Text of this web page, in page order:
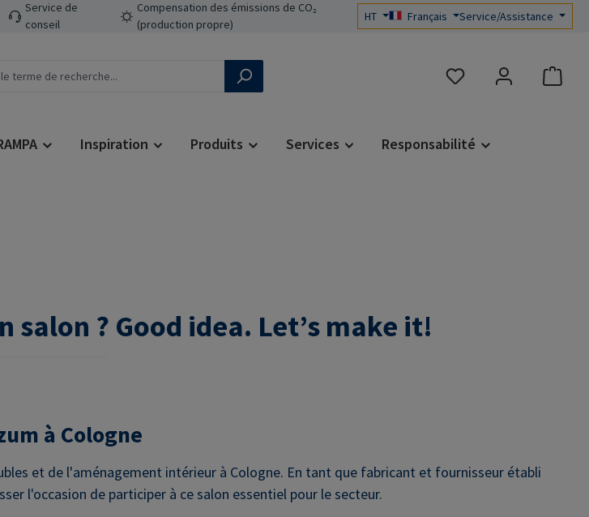
Service de
conseil
Compensation des émissions de CO₂
(production propre)
HT Français Service/Assistance
Vous avez 0 articles
Inspiration Produits Services Responsabilité
salon ? Good idea. Let’s make it!
à Cologne
et de l'aménagement intérieur à Cologne. En tant que fabricant et fournisseur établi
l'occasion de participer à ce salon essentiel pour le secteur.